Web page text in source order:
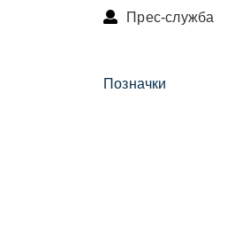
Прес-служба
Позначки